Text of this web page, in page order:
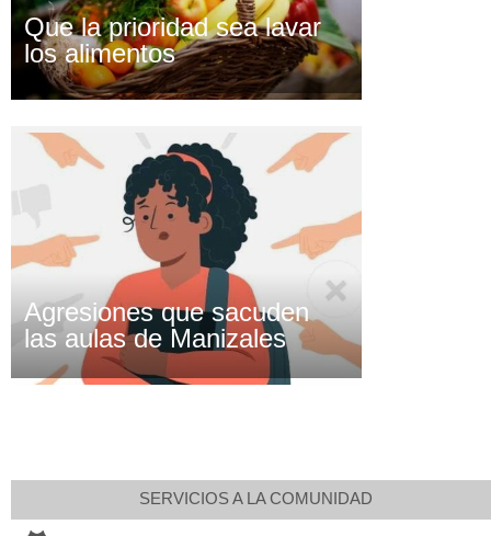
Que la prioridad sea lavar
los alimentos
Agresiones que sacuden
las aulas de Manizales
SERVICIOS A LA COMUNIDAD